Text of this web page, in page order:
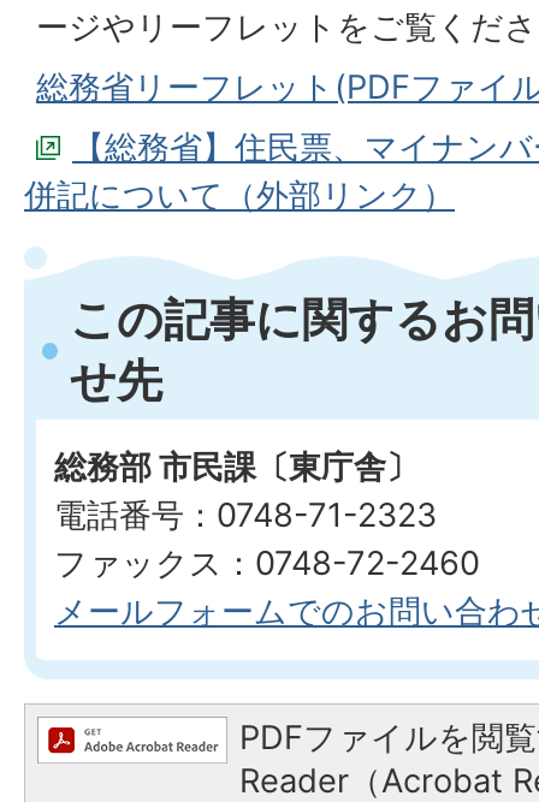
ージやリーフレットをご覧くだ
総務省リーフレット(PDFファイ
【総務省】住民票、マイナン
併記について（外部リンク）
この記事に関するお
せ先
総務部 市民課〔東庁舎〕
電話番号：0748-71-2323
ファックス：0748-72-2460
メールフォームでのお問い合わ
PDFファイルを閲
Reader（Acrobat